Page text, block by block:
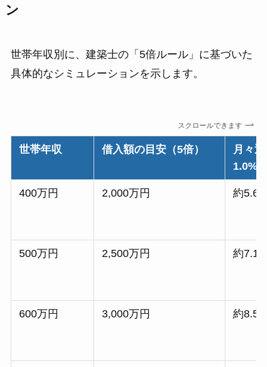
ン
世帯年収別に、建築士の「5倍ルール」に基づいた
具体的なシミュレーションを示します。
スクロールできます
世帯年収 借入額の目安（5倍）
月々
1.0%
400万円 2,000万円 約5.6
500万円 2,500万円 約7.1
600万円 3,000万円 約8.5